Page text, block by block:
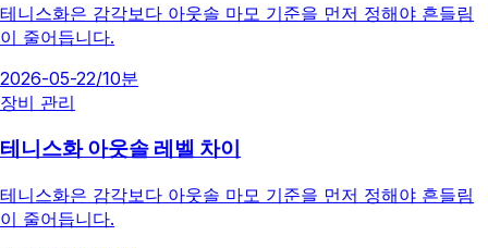
테니스화은 감각보다 아웃솔 마모 기준을 먼저 정해야 흔들림
이 줄어듭니다.
2026-05-22/10분
장비 관리
테니스화 아웃솔 레벨 차이
테니스화은 감각보다 아웃솔 마모 기준을 먼저 정해야 흔들림
이 줄어듭니다.